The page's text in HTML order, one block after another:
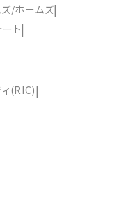
ズ/ホームズ
ト
ィ(RIC)